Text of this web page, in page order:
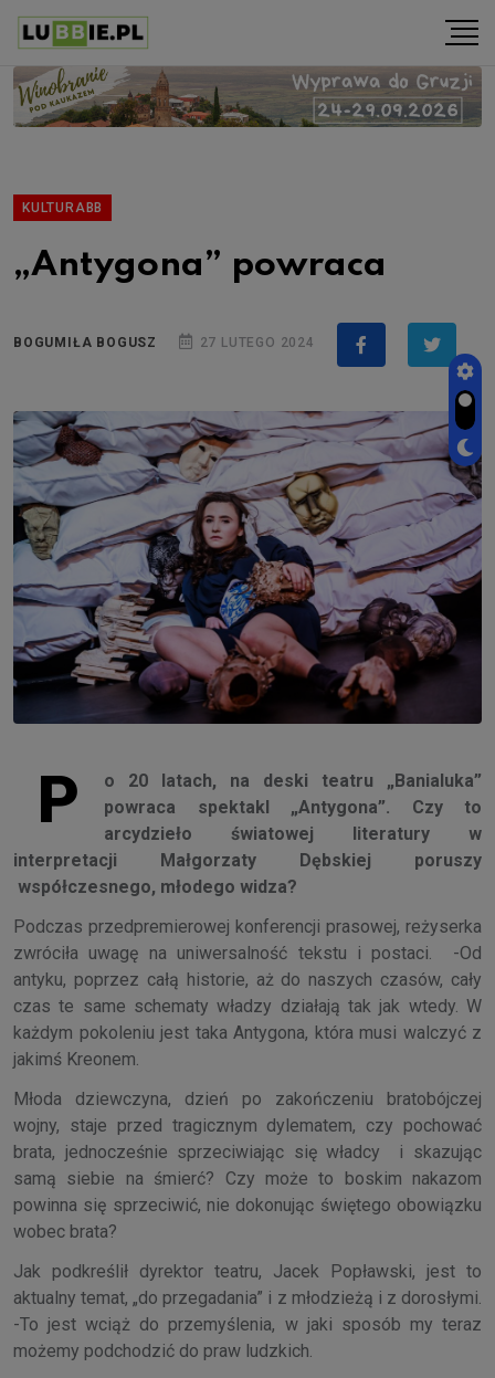
KULTURABB
„Antygona” powraca
BOGUMIŁA BOGUSZ 27 LUTEGO 2024
P
o 20 latach, na deski teatru „Banialuka”
powraca spektakl „Antygona”. Czy to
arcydzieło światowej literatury w
interpretacji Małgorzaty Dębskiej poruszy
współczesnego, młodego widza?
Podczas przedpremierowej konferencji prasowej, reżyserka
zwróciła uwagę na uniwersalność tekstu i postaci. -Od
antyku, poprzez całą historie, aż do naszych czasów, cały
czas te same schematy władzy działają tak jak wtedy. W
każdym pokoleniu jest taka Antygona, która musi walczyć z
jakimś Kreonem.
Młoda dziewczyna, dzień po zakończeniu bratobójczej
wojny, staje przed tragicznym dylematem, czy pochować
brata, jednocześnie sprzeciwiając się władcy i skazując
samą siebie na śmierć? Czy może to boskim nakazom
powinna się sprzeciwić, nie dokonując świętego obowiązku
wobec brata?
Jak podkreślił dyrektor teatru, Jacek Popławski, jest to
aktualny temat, „do przegadania” i z młodzieżą i z dorosłymi.
-To jest wciąż do przemyślenia, w jaki sposób my teraz
możemy podchodzić do praw ludzkich.